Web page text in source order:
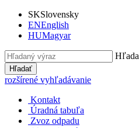
SKSlovensky
ENEnglish
HUMagyar
Hľadať
rozšírené vyhľadávanie
Kontakt
Úradná tabuľa
Zvoz odpadu